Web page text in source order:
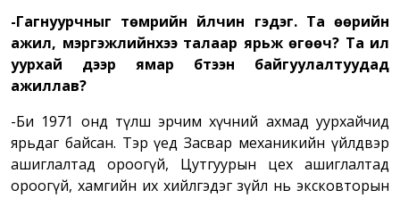
-Гагнуурчныг төмрийн үйлчин гэдэг. Та өөрийн
ажил, мэргэжлийнхээ талаар ярьж өгөөч? Та ил
уурхай дээр ямар бүтээн байгуулалтуудад
ажиллав?
-Би 1971 онд түлш эрчим хүчний ахмад уурхайчид
ярьдаг байсан. Тэр үед Засвар механикийн үйлдвэр
ашиглалтад ороогүй, Цутгуурын цех ашиглалтад
ороогүй, хамгийн их хийлгэдэг зүйл нь эксковторын